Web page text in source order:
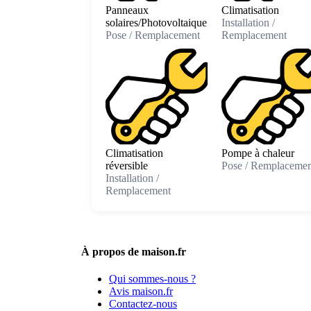
Panneaux
solaires/Photovoltaique
Pose / Remplacement
Climatisation
réversible
Installation /
Remplacement
Climatisation
Installation /
Remplacement
Pompe à chaleur
Pose /
À propos de maison.fr
Qui sommes-nous ?
Avis maison.fr
Contactez-nous